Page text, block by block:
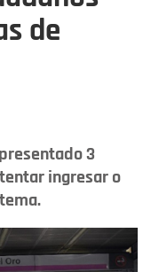
de
3
ingresar o